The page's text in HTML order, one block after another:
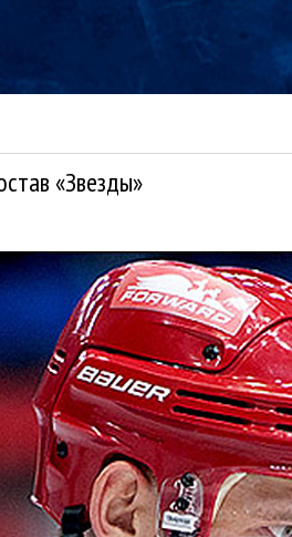
«Звезды»